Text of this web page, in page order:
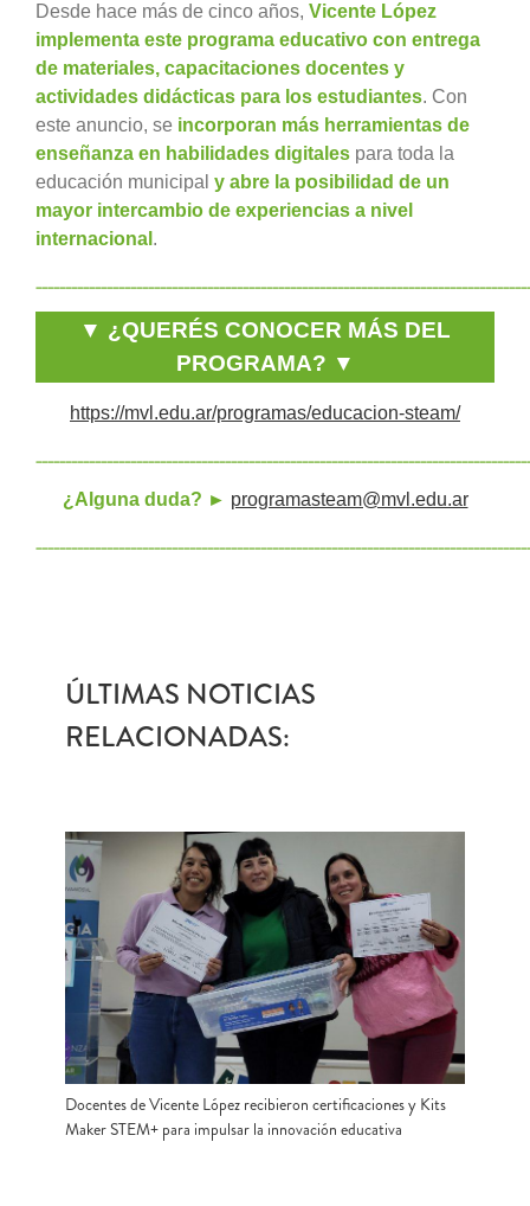
Desde hace más de cinco años, Vicente López
implementa este programa educativo con entrega
de materiales, capacitaciones docentes y
actividades didácticas para los estudiantes. Con
este anuncio, se incorporan más herramientas de
enseñanza en habilidades digitales para toda la
educación municipal y abre la posibilidad de un
mayor intercambio de experiencias a nivel
internacional .
▼ ¿QUERÉS CONOCER MÁS DEL
PROGRAMA? ▼
https://mvl.edu.ar/programas/educacion-steam/
¿Alguna duda? ► programasteam@mvl.edu.ar
ÚLTIMAS NOTICIAS
RELACIONADAS:
Docentes de Vicente López recibieron certificaciones y Kits
Maker STEM+ para impulsar la innovación educativa